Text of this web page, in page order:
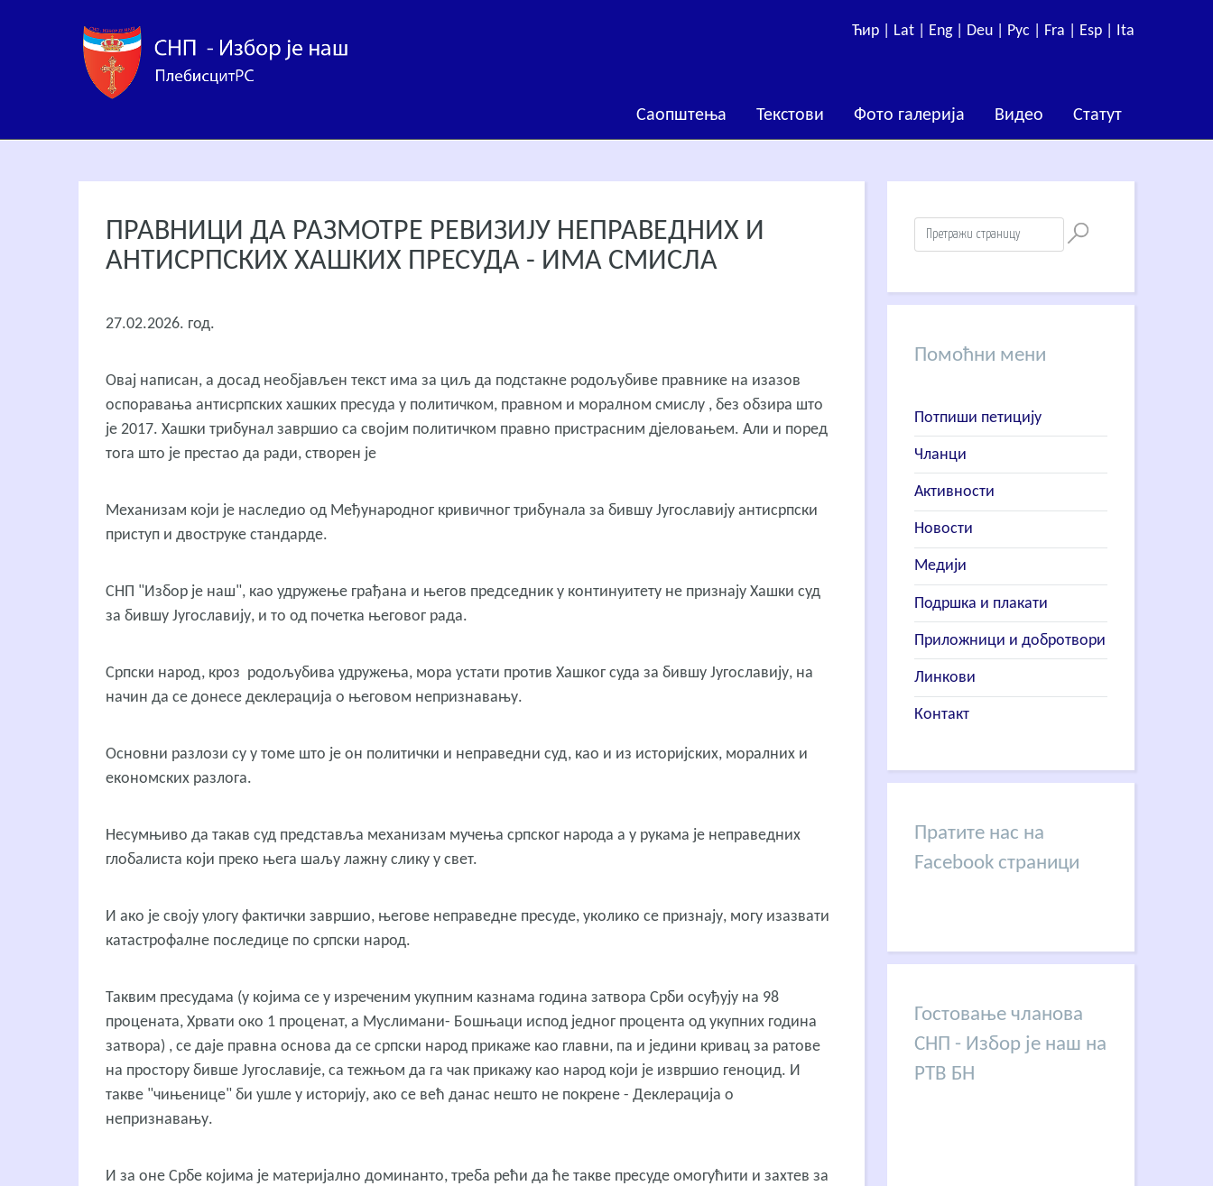
Ћир | Lat | Eng | Deu | Рус | Fra | Esp | Ita
Саопштења Текстови Фото галерија Видео Статут
ПРАВНИЦИ ДА РАЗМОТРЕ РЕВИЗИЈУ НЕПРАВЕДНИХ И
АНТИСРПСКИХ ХАШКИХ ПРЕСУДА - ИМА СМИСЛА
27.02.2026. год.
Овај написан, а досад необјављен текст има за циљ да подстакне родољубиве правнике на изазов
оспоравања антисрпских хашких пресуда у политичком, правном и моралном смислу , без обзира што
је 2017. Хашки трибунал завршио са својим политичком правно пристрасним дјеловањем. Али и поред
тога што је престао да ради, створен је
Механизам који је наследио од Међународног кривичног трибунала за бившу Југославију антисрпски
приступ и двоструке стандарде.
СНП "Избор је наш", као удружење грађана и његов председник у континуитету не признају Хашки суд
за бившу Југославију, и то од почетка његовог рада.
Српски народ, кроз родољубива удружења, мора устати против Хашког суда за бившу Југославију, на
начин да се донесе деклерација о његовом непризнавању.
Основни разлози су у томе што је он политички и неправедни суд, као и из историјских, моралних и
економских разлога.
Несумњиво да такав суд представља механизам мучења српског народа а у рукама је неправедних
глобалиста који преко њега шаљу лажну слику у свет.
И ако је своју улогу фактички завршио, његове неправедне пресуде, уколико се признају, могу изазвати
катастрофалне последице по српски народ.
Таквим пресудама (у којима се у изреченим укупним казнама година затвора Срби осуђују на 98
процената, Хрвати око 1 проценат, а Муслимани- Бошњаци испод једног процента од укупних година
затвора) , се даје правна основа да се српски народ прикаже као главни, па и једини кривац за ратове
на простору бивше Југославије, са тежњом да га чак прикажу као народ који је извршио геноцид. И
такве "чињенице" би ушле у историју, ако се већ данас нешто не покрене - Деклерација о
непризнавању.
И за оне Србе којима је материјално доминанто, треба рећи да ће такве пресуде омогућити и захтев за
Помоћни мени
Потпиши петицију
Чланци
Активности
Новости
Медији
Подршка и плакати
Приложници и добротвори
Линкови
Контакт
Пратите нас на
Facebook страници
Гостовање чланова
СНП - Избор је наш на
РТВ БН